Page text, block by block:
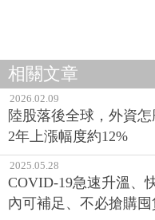
相關文章
2026.02.09
陸股落後全球，外資
2年上漲幅度約12%
2025.05.28
COVID-19急速升溫、
內可補足、不必搶購囤